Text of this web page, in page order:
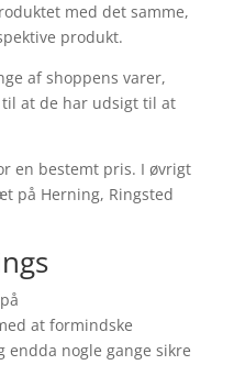
med det samme,
produkt.
af shoppens varer,
at de har udsigt til at
en bestemt pris. I øvrigt
på Herning, Ringsted
at formindske
endda nogle gange sikre